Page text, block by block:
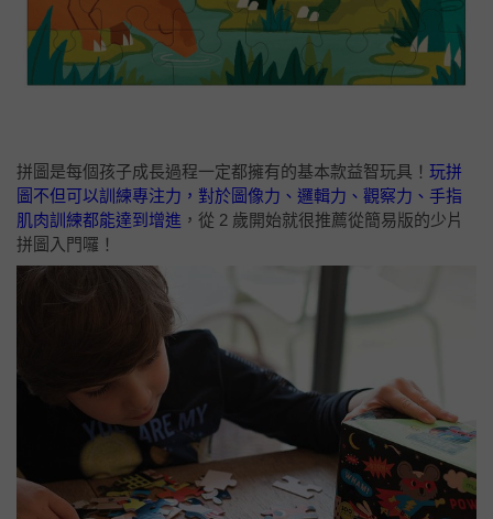
拼圖是每個孩子成長過程一定都擁有的基本款益智玩具！ 玩拼
圖不但可以訓練專注力，對於圖像力、邏輯力、觀察力、手指
肌肉訓練都能達到增進 ，從 2 歲開始就很推薦從簡易版的少片
拼圖入門囉！